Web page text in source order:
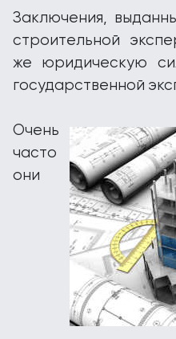
Заключения,
строительной
же юридическую
государственной
Очень
часто
они